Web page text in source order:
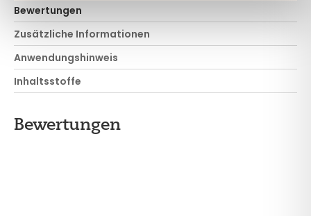
Bewertungen
Zusätzliche Informationen
Anwendungshinweis
Inhaltsstoffe
Bewertungen